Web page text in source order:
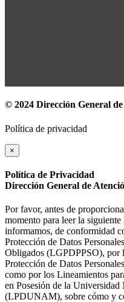
© 2024 Dirección General
Política de privacidad
×
Política de Privacidad
Dirección General de
Por favor, antes de
momento para leer la
informamos, de conformidad
Protección de Datos
Obligados (LGPDPPSO), por
Protección de Datos
como por los Lineamientos
en Posesión de la
(LPDUNAM), sobre cómo y